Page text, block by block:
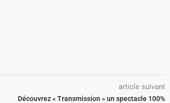
article suivant
Découvrez « Transmission » un spectacle 100%